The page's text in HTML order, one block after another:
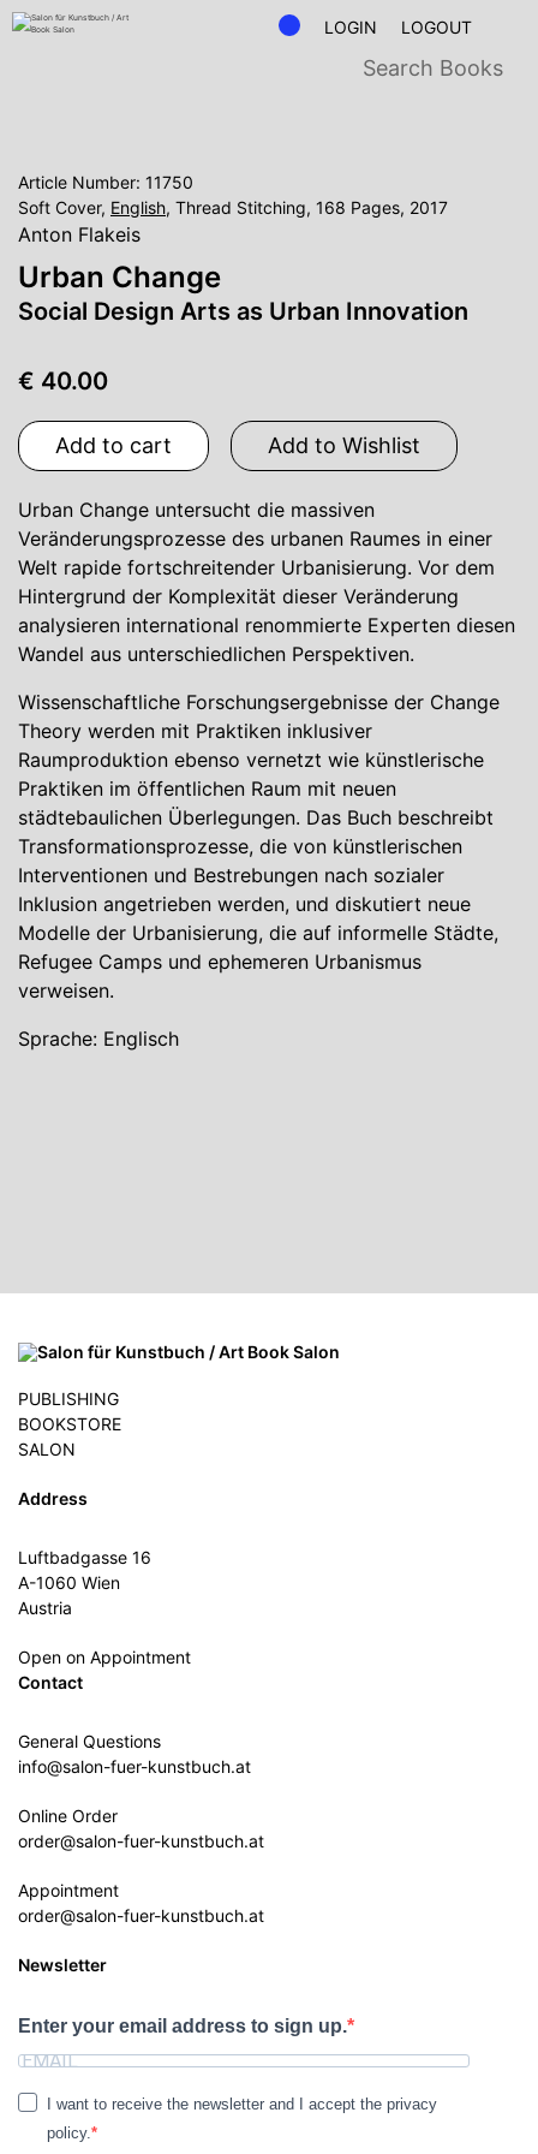
LOGIN LOGOUT
Article Number: 11750
Soft Cover, English, Thread Stitching, 168 Pages, 2017
Anton Flakeis
Urban Change
Social Design Arts as Urban Innovation
€ 40.00
Add to cart Add to Wishlist
Urban Change untersucht die massiven
Veränderungsprozesse des urbanen Raumes in einer
Welt rapide fortschreitender Urbanisierung. Vor dem
Hintergrund der Komplexität dieser Veränderung
analysieren international renommierte Experten diesen
Wandel aus unterschiedlichen Perspektiven.
Wissenschaftliche Forschungsergebnisse der Change
Theory werden mit Praktiken inklusiver
Raumproduktion ebenso vernetzt wie künstlerische
Praktiken im öffentlichen Raum mit neuen
städtebaulichen Überlegungen. Das Buch beschreibt
Transformationsprozesse, die von künstlerischen
Interventionen und Bestrebungen nach sozialer
Inklusion angetrieben werden, und diskutiert neue
Modelle der Urbanisierung, die auf informelle Städte,
Refugee Camps und ephemeren Urbanismus
verweisen.
Sprache: Englisch
PUBLISHING
BOOKSTORE
SALON
Address
Luftbadgasse 16
A-1060 Wien
Austria
Open on Appointment
Contact
General Questions
info@salon-fuer-kunstbuch.at
Online Order
order@salon-fuer-kunstbuch.at
Appointment
order@salon-fuer-kunstbuch.at
Newsletter
Enter your email address to sign up.
I want to receive the newsletter and I accept the privacy
policy.